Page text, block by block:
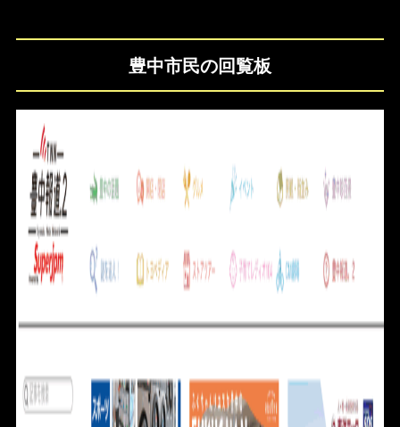
豊中市民の回覧板